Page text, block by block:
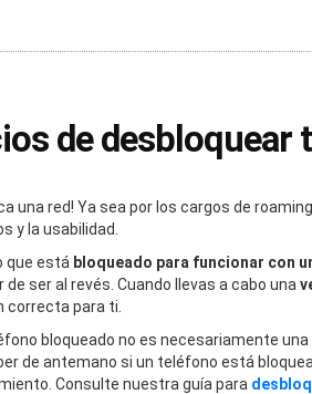
de desbloquear
una red! Ya sea por los cargos de
y la usabilidad.
que está bloqueado para funcionar con
ser al revés. Cuando llevas a cabo una
correcta para ti.
bloqueado no es necesariamente
de antemano si un teléfono está
Consulte nuestra guía para